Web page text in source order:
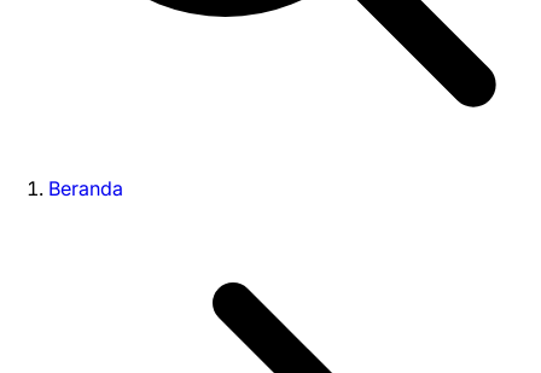
Beranda